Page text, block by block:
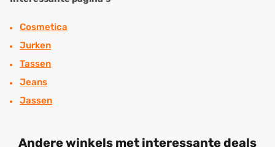
Cosmetica
Jurken
Tassen
Jeans
Jassen
Andere winkels met interessante deals